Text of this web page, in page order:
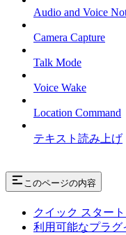
Audio and Voice
Camera Capture
Talk Mode
Voice Wake
Location Command
テキスト読み上げ
このページの内容
クイック スター
利用可能なプラグ